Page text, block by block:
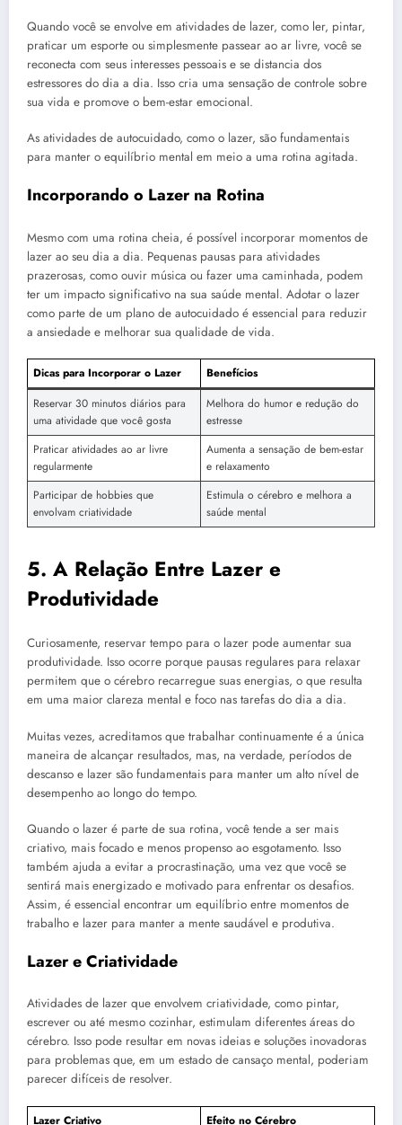
Quando você se envolve em atividades de lazer, como ler, pintar,
praticar um esporte ou simplesmente passear ao ar livre, você se
reconecta com seus interesses pessoais e se distancia dos
estressores do dia a dia. Isso cria uma sensação de controle sobre
sua vida e promove o bem-estar emocional.
As atividades de autocuidado, como o lazer, são fundamentais
para manter o equilíbrio mental em meio a uma rotina agitada.
Incorporando o Lazer na Rotina
Mesmo com uma rotina cheia, é possível incorporar momentos de
lazer ao seu dia a dia. Pequenas pausas para atividades
prazerosas, como ouvir música ou fazer uma caminhada, podem
ter um impacto significativo na sua saúde mental. Adotar o lazer
como parte de um plano de autocuidado é essencial para reduzir
a ansiedade e melhorar sua qualidade de vida.
Dicas para Incorporar o Lazer
Benefícios
Reservar 30 minutos diários para
uma atividade que você gosta
Melhora do humor e redução do
estresse
Praticar atividades ao ar livre
regularmente
Aumenta a sensação de bem-estar
e relaxamento
Participar de hobbies que
envolvam criatividade
Estimula o cérebro e melhora a
saúde mental
5. A Relação Entre Lazer e
Produtividade
Curiosamente, reservar tempo para o lazer pode aumentar sua
produtividade. Isso ocorre porque pausas regulares para relaxar
permitem que o cérebro recarregue suas energias, o que resulta
em uma maior clareza mental e foco nas tarefas do dia a dia.
Muitas vezes, acreditamos que trabalhar continuamente é a única
maneira de alcançar resultados, mas, na verdade, períodos de
descanso e lazer são fundamentais para manter um alto nível de
desempenho ao longo do tempo.
Quando o lazer é parte de sua rotina, você tende a ser mais
criativo, mais focado e menos propenso ao esgotamento. Isso
também ajuda a evitar a procrastinação, uma vez que você se
sentirá mais energizado e motivado para enfrentar os desafios.
Assim, é essencial encontrar um equilíbrio entre momentos de
trabalho e lazer para manter a mente saudável e produtiva.
Lazer e Criatividade
Atividades de lazer que envolvem criatividade, como pintar,
escrever ou até mesmo cozinhar, estimulam diferentes áreas do
cérebro. Isso pode resultar em novas ideias e soluções inovadoras
para problemas que, em um estado de cansaço mental, poderiam
parecer difíceis de resolver.
Lazer Criativo Efeito no Cérebro